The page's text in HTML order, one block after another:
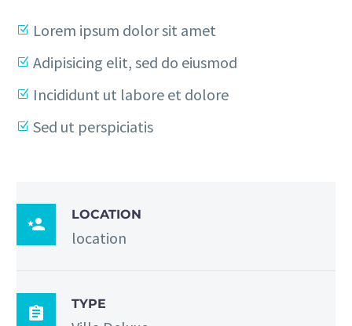
Lorem ipsum dolor sit amet
Adipisicing elit, sed do eiusmod
Incididunt ut labore et dolore
Sed ut perspiciatis

LOCATION
location

TYPE